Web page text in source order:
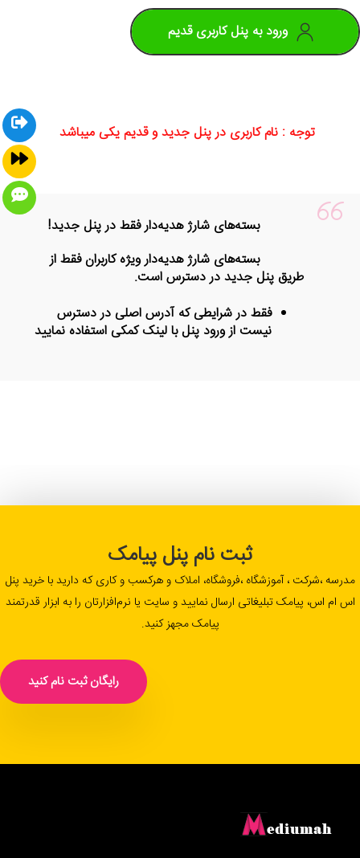
ورود به پنل کاربری قدیم
توجه : نام کاربری در پنل جدید و قدیم یکی میباشد
بسته‌های شارژ هدیه‌دار فقط در پنل جدید!
بسته‌های شارژ هدیه‌دار ویژه کاربران فقط از
طریق پنل جدید در دسترس است.
فقط در شرایطی که آدرس اصلی در دسترس
نیست از ورود پنل با لینک کمکی استفاده نمایید
ثبت نام پنل پیامک
مدرسه ،شرکت ، آموزشگاه ،فروشگاه، املاک و هرکسب و کاری که دارید با خرید پنل
اس ام اس، پیامک تبلیغاتی ارسال نمایید و سایت یا نرم‌افزارتان را به ابزار قدرتمند
پیامک مجهز کنید.
رایگان ثبت نام کنید